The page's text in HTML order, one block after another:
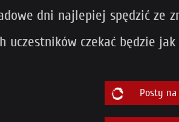
dni najlepiej spędzić ze
uczestników czekać będzie
Posty